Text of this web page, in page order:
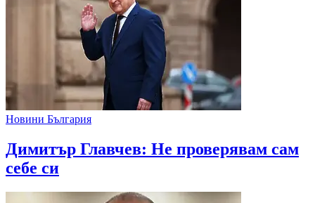
Новини България
Димитър Главчев: Не проверявам сам
себе си